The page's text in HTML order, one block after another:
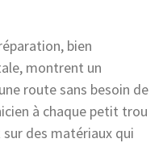
bien
montrent un
route sans besoin de
à chaque petit trou
sur des matériaux qui